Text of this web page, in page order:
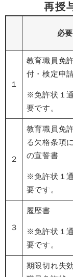
再授
必
１
教育職員免
付・検定申
※免許状１
要です。
２
教育職員免
る欠格条項
の宣誓書
※免許状１
要です。
３
履歴書
※免許状１
要です。
期限切れ失